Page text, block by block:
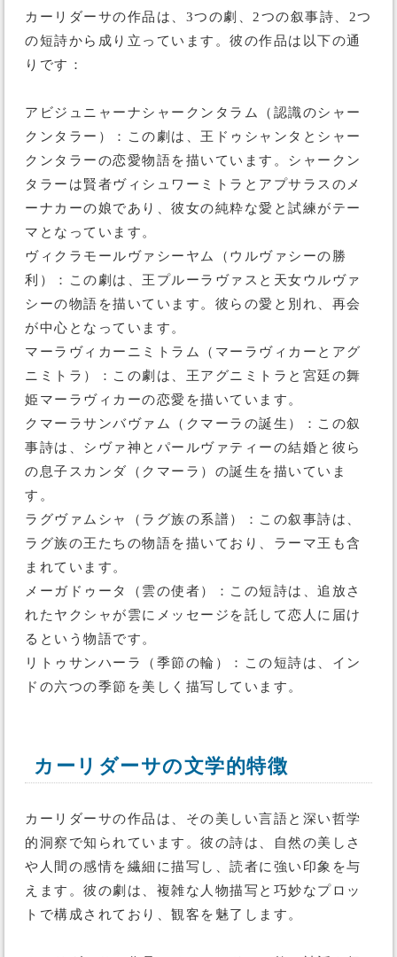
カーリダーサの作品は、3つの劇、2つの叙事詩、2つ
の短詩から成り立っています。彼の作品は以下の通
りです：
アビジュニャーナシャークンタラム（認識のシャー
クンタラー）：この劇は、王ドゥシャンタとシャー
クンタラーの恋愛物語を描いています。シャークン
タラーは賢者ヴィシュワーミトラとアプサラスのメ
ーナカーの娘であり、彼女の純粋な愛と試練がテー
マとなっています。
ヴィクラモールヴァシーヤム（ウルヴァシーの勝
利）：この劇は、王プルーラヴァスと天女ウルヴァ
シーの物語を描いています。彼らの愛と別れ、再会
が中心となっています。
マーラヴィカーニミトラム（マーラヴィカーとアグ
ニミトラ）：この劇は、王アグニミトラと宮廷の舞
姫マーラヴィカーの恋愛を描いています。
クマーラサンバヴァム（クマーラの誕生）：この叙
事詩は、シヴァ神とパールヴァティーの結婚と彼ら
の息子スカンダ（クマーラ）の誕生を描いていま
す。
ラグヴァムシャ（ラグ族の系譜）：この叙事詩は、
ラグ族の王たちの物語を描いており、ラーマ王も含
まれています。
メーガドゥータ（雲の使者）：この短詩は、追放さ
れたヤクシャが雲にメッセージを託して恋人に届け
るという物語です。
リトゥサンハーラ（季節の輪）：この短詩は、イン
ドの六つの季節を美しく描写しています。
カーリダーサの文学的特徴
カーリダーサの作品は、その美しい言語と深い哲学
的洞察で知られています。彼の詩は、自然の美しさ
や人間の感情を繊細に描写し、読者に強い印象を与
えます。彼の劇は、複雑な人物描写と巧妙なプロッ
トで構成されており、観客を魅了します。